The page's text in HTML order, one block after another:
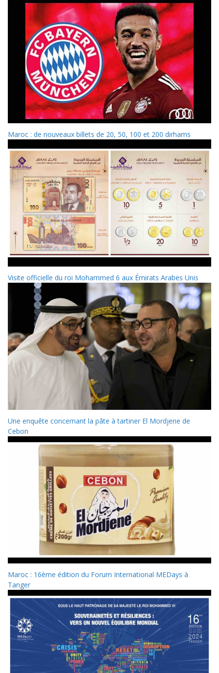
Maroc : de nouveaux billets de 20, 50, 100 et 200 dirhams
Visite officielle du roi Mohammed 6 aux Émirats Arabes Unis
Une enquête concernant la pâte à tartiner El Mordjene de
Cebon
Maroc : 16ème édition du Forum International MEDays à
Tanger